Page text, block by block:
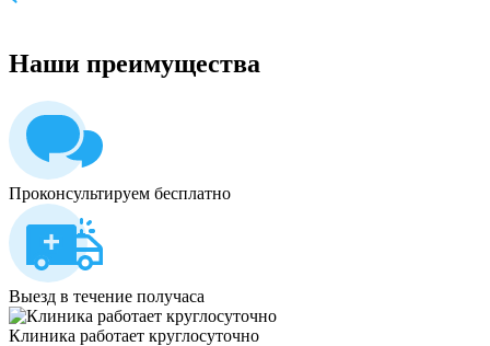
Наши преимущества
Проконсультируем бесплатно
Выезд в течение получаса
Клиника работает круглосуточно